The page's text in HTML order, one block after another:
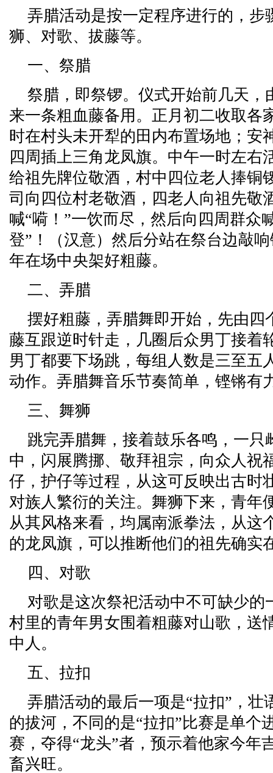
弄腊活动是按一定程序进行的，步
狮、对歌、拔藤等。
一、祭腊
祭腊，即祭锣。仪式开始前几天，
来一条粗血藤备用。正月初二收取各
时在村头未开犁的田内布置场地；安
四周插上三角龙凤旗。中午一时左右
给祖先牌位敬酒，村中四位老人捧铜
司向四位村老敬酒，四老人向祖先敬
喊“嗬！”一饮而尽，然后向四周群众
登”！（汉意）然后分站在祭台边敲
年在场中央架好粗藤。
二、弄腊
摆好粗藤，弄腊舞即开始，先由四
藤互跟逆时针走，几圈后众男丁接着
男丁都要下场跳，每组人数是三至五
动作。弄腊舞音乐节奏简单，铿锵有
三、舞狮
跳完弄腊舞，接着鼓乐各鸣，一只
中，闪展腾挪、敬拜祖宗，向众人祝
仔，护仔等过程，从这可反映出古时
对族人繁衍的关注。舞狮下来，青年
从其风格来看，均属南派拳法，从这
的龙凤旗，可以推断他们的祖先确实
四、对歌
对歌是这次祭祀活动中不可缺少的
村里的青年男女围着粗藤对山歌，送
中人。
五、拉扣
弄腊活动的最后一项是“拉扣”，壮
的拔河，不同的是“拉扣”比赛是单个
赛，夺得“龙头”者，预示着他家今年
畜兴旺。